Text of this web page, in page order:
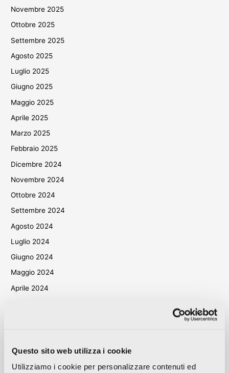
Questo sito web utilizza i cookie
Utilizziamo i cookie per personalizzare contenuti ed
Novembre 2025
Ottobre 2025
Settembre 2025
Agosto 2025
Luglio 2025
Giugno 2025
Maggio 2025
Aprile 2025
Marzo 2025
Febbraio 2025
Dicembre 2024
Novembre 2024
Ottobre 2024
Settembre 2024
Agosto 2024
Luglio 2024
Giugno 2024
Maggio 2024
Aprile 2024
Maggio 2023
Aprile 2023